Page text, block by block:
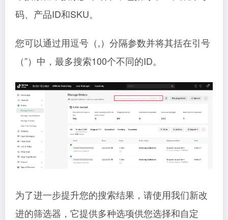
码、产品ID和SKU。
您可以通过用逗号（,）分隔参数并将其括在引号
（”）中，最多搜索100个不同的ID。
为了进一步提升您的搜索结果，请使用我们新改
进的筛选器，它提供多种选项供您选择和自定